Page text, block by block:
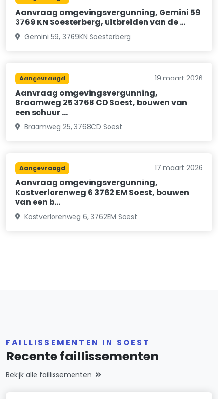
Aanvraag omgevingsvergunning, Gemini 59
3769 KN Soesterberg, uitbreiden van de …
Gemini 59, 3769KN Soesterberg
Aangevraagd 19 maart 2026
Aanvraag omgevingsvergunning,
Braamweg 25 3768 CD Soest, bouwen van
een schuur …
Braamweg 25, 3768CD Soest
Aangevraagd 17 maart 2026
Aanvraag omgevingsvergunning,
Kostverlorenweg 6 3762 EM Soest, bouwen
van een b…
Kostverlorenweg 6, 3762EM Soest
FAILLISSEMENTEN IN SOEST
Recente faillissementen
Bekijk alle faillissementen